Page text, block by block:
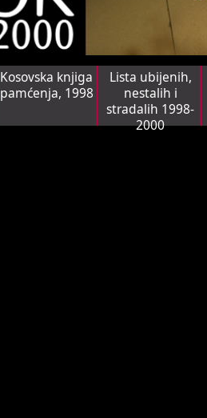
Kosovska knjiga
pamćenja, 1998
Lista ubijenih,
nestalih i
stradalih 1998-
2000